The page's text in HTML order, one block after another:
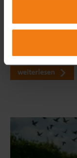
Seitenmarkise
Wie blickdicht ist
unserem großen
weiterlesen